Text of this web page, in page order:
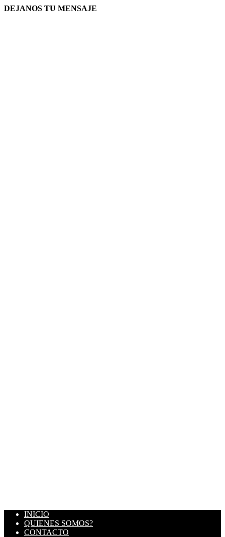
DEJANOS TU MENSAJE
INICIO
QUIENES SOMOS?
CONTACTO